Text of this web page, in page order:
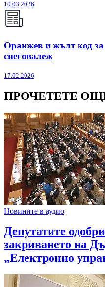
10.03.2026
Оранжев и жълт код
снеговалеж
17.02.2026
ПРОЧЕТЕТЕ
Новините в аудио
Депутатите
закриването на
„Електронно